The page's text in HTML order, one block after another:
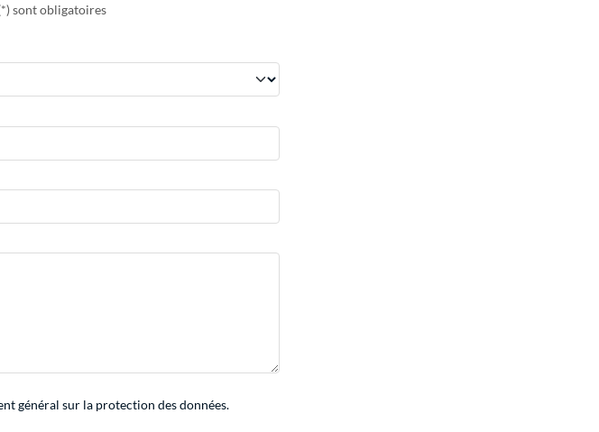
sont obligatoires
général sur la protection des données.